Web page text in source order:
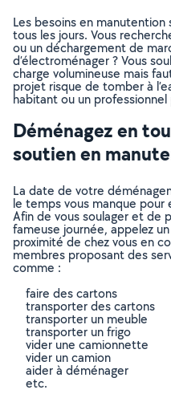
Les besoins en
tous les jours. Vous
ou un déchargement de
d’électroménager ? Vous
charge volumineuse mais
projet risque de tomber à
habitant ou un
Déménagez en
soutien en
La date de votre
le temps vous manque
Afin de vous soulager et de
fameuse journée, appelez
proximité de chez vous en
membres proposant des
comme :
faire des cartons
transporter des cartons
transporter un meuble
transporter un frigo
vider une camionnette
vider un camion
aider à déménager
etc.